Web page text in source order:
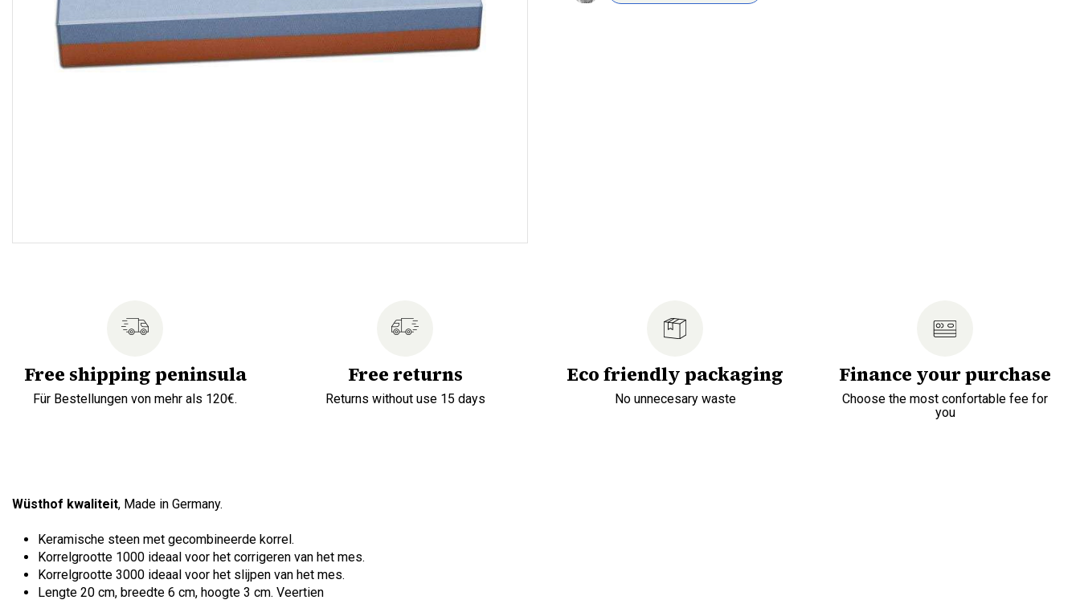
Free shipping peninsula
Für Bestellungen von mehr als 120€.
Free returns
Returns without use 15 days
Eco friendly packaging
No unnecesary waste
Finance your purchase
Choose the most confortable fee for
you
Wüsthof kwaliteit, Made in Germany.
Keramische steen met gecombineerde korrel.
Korrelgrootte 1000 ideaal voor het corrigeren van het mes.
Korrelgrootte 3000 ideaal voor het slijpen van het mes.
Lengte 20 cm, breedte 6 cm, hoogte 3 cm. Veertien